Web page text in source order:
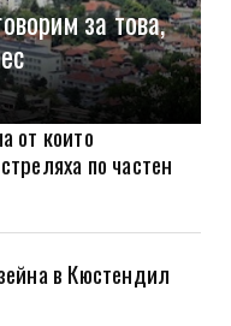
за това,
от които
по частен
в Кюстендил